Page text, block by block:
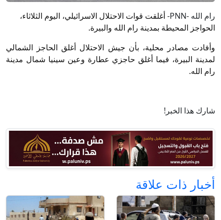
رام الله -PNN-
أغلقت قوات الاحتلال الاسرائيلي، اليوم الثلاثاء،
الحواجز المحيطة بمدينة رام الله والبيرة.
وأفادت مصادر محلية، بأن جيش الاحتلال أغلق الحاجز الشمالي
لمدينة البيرة، فيما أغلق حاجزي عطارة وعين سينيا شمال مدينة
رام الله.
شارك هذا الخبر!
أخبار ذات علاقة